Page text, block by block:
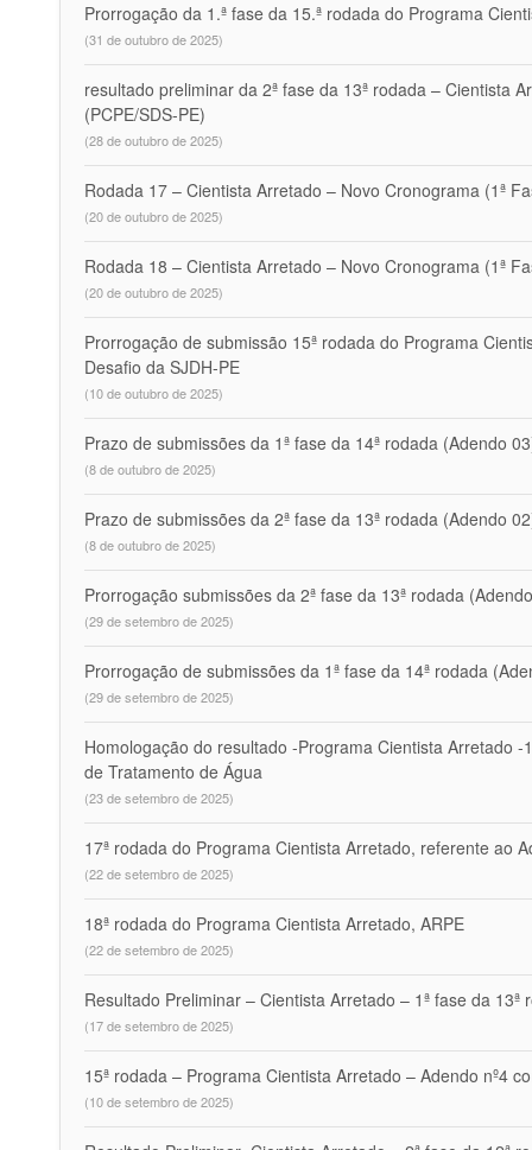
Prorrogação da 1.ª fase da 15.ª rodada do Programa
(31 de outubro de 2025)
resultado preliminar da 2ª fase da 13ª rodada – Cientista
(PCPE/SDS-PE)
(28 de outubro de 2025)
Rodada 17 – Cientista Arretado – Novo Cronograma (1ª
(20 de outubro de 2025)
Rodada 18 – Cientista Arretado – Novo Cronograma (1ª
(20 de outubro de 2025)
Prorrogação de submissão 15ª rodada do Programa
Desafio da SJDH-PE
(10 de outubro de 2025)
Prazo de submissões da 1ª fase da 14ª rodada (Adendo
(8 de outubro de 2025)
Prazo de submissões da 2ª fase da 13ª rodada (Adendo
(8 de outubro de 2025)
Prorrogação submissões da 2ª fase da 13ª rodada
(29 de setembro de 2025)
Prorrogação de submissões da 1ª fase da 14ª rodada
(29 de setembro de 2025)
Homologação do resultado -Programa Cientista Arretado
de Tratamento de Água
(23 de setembro de 2025)
17ª rodada do Programa Cientista Arretado, referente ao
(22 de setembro de 2025)
18ª rodada do Programa Cientista Arretado, ARPE
(22 de setembro de 2025)
Resultado Preliminar – Cientista Arretado – 1ª fase da 13ª
(17 de setembro de 2025)
15ª rodada – Programa Cientista Arretado – Adendo nº4
(10 de setembro de 2025)